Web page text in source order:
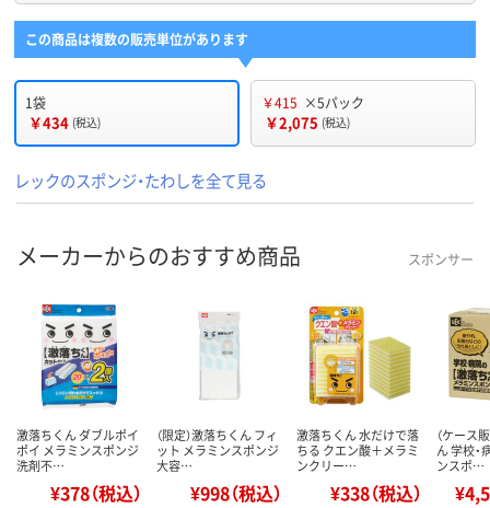
この商品は複数の販売単位があります
1袋
￥434 (税込)
￥415 ×5パック
￥2,075 (税込)
レックのスポンジ・たわしを全て見る
メーカーからのおすすめ商品 スポンサー
激落ちくん ダブルポイ
ポイ メラミンスポンジ
洗剤不…
¥378（税込）
（限定）激落ちくん フィ
ット メラミンスポンジ
大容…
¥998（税込）
激落ちくん 水だけで落
ちる クエン酸＋メラミ
ンクリー…
¥338（税込）
（ケース
ん 学校・
ンスポ…